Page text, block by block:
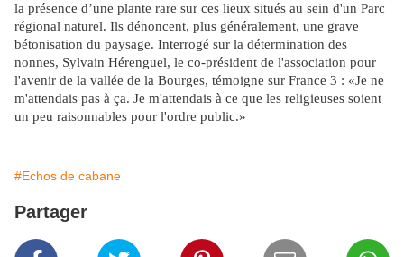
la présence d’une plante rare sur ces lieux situés au sein d'un Parc
régional naturel. Ils dénoncent, plus généralement, une grave
bétonisation du paysage. Interrogé sur la détermination des
nonnes, Sylvain Hérenguel, le co-président de l'association pour
l'avenir de la vallée de la Bourges, témoigne sur France 3 : «Je ne
m'attendais pas à ça. Je m'attendais à ce que les religieuses soient
un peu raisonnables pour l'ordre public.»
#Echos de cabane
Partager